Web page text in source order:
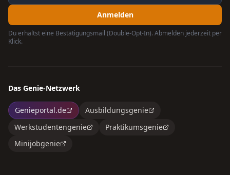
Anmelden
Du erhältst eine Bestätigungsmail (Double-Opt-In). Abmelden jederzeit per
Klick.
Das Genie-Netzwerk
Genieportal.de
Ausbildungsgenie
Werkstudentengenie
Praktikumsgenie
Minijobgenie